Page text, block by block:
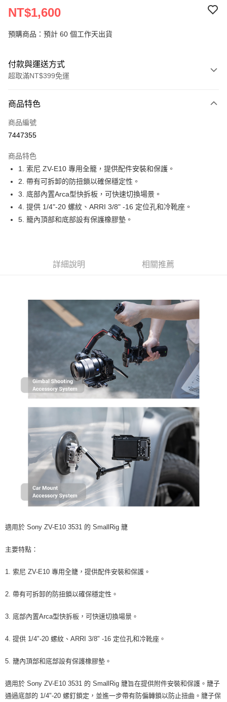
NT$1,600
預購商品：預計 60 個工作天出貨
付款與運送方式
超取滿NT$399免運
信用卡一次付款
信用卡分期付款
合作金庫商業銀行
華南商業銀行
彰化商業銀行
上海商業儲蓄銀行
台北富邦商業銀行
國泰世華商業銀行
兆豐國際商業銀行
臺灣中小企業銀行
台中商業銀行
匯豐（台灣）商業銀行
華泰商業銀行
聯邦商業銀行
遠東國際商業銀行
台灣樂天信用卡公司
6 期 0 利率 每期
華南商業銀行
彰化商業銀行
上海商業儲蓄銀行
台北富邦商業銀行
國泰世華商業銀行
兆豐國際商業銀行
臺灣中小企業銀行
台中商業銀行
玉山商業銀行
星展（台灣）商業銀行
12 期 0 利率 每期NT$133
合作金庫商業銀行
第一商業銀行
上海商業儲蓄銀行
台北富邦商業銀行
國泰世華商業銀行
兆豐國際商業銀行
元大商業銀行
永豐商業銀行
超商取貨付款
LINE Pay
【關於「AFTEE先享後付」】
AFTEE先享後付是「在收到商品之後才付款」的支付方式。 讓您購物簡單
便利好安心！
１．簡單：不需註冊會員、不需綁卡、不需儲值。
３．安心：先確認商品／服務後，再付款。
【「AFTEE先享後付」結帳流程】
１．於結帳方式選擇「AFTEE先享後付」後，將跳轉至「AFTEE先享後付」
結帳頁面，進行簡訊認證並確認金額後，即可完成結帳。
２．訂單成立數日內，您將收到繳費通知簡訊。
３．收到繳費通知簡訊後14天內，點擊此簡訊中的連結，可透過四大超商／
ATM／網路銀行／等多元方式進行付款，方視為交易完成。
※ 請注意：結帳手續完成當下不需立刻繳費，但若您需要取消訂單，請聯絡
購買商品的店家。未經商家同意取消之訂單仍視為有效，需透過AFTEE先享
後付繳納相關費用。
是否繳費成功／繳費後需取消欲退款等相關疑問，請聯繫「AFTEE先享後付
客戶支援中心」
https://netprotections.freshdesk.com/support/home
【注意事項】
易，需依本服務之必要範圍內提供個人資料，並將交易相關給付款項請求債
https://aftee.tw/terms/#terms3
「AFTEE先享後付」，若未經同意申辦者引起之損失，本公司不負相關責
時審查核予不同之上限額度；若仍有額度不足之情形，本公司將視審查結果
５．嚴禁一人註冊多個帳號或使用他人資訊註冊。若發現惡意使用之情形，
ATM付款
運送方式
每筆NT$60，滿NT$399(含以上)免運費
萊爾富取貨付款
每筆NT$60，滿NT$399(含以上)免運費
7-11取貨付款
每筆NT$60，滿NT$399(含以上)免運費
每筆NT$75，滿NT$399(含以上)免運費
付款後門市自取
商品特色
商品編號
7447355
商品特色
1. 索尼 ZV-E10 專用全籠，提供配件安裝和保護。
2. 帶有可拆卸的防扭鎖以確保穩定性。
3. 底部內置Arca型快拆板，可快速切換場景。
4. 提供 1/4"-20 螺紋、ARRI 3/8" -16 定位孔和冷靴座。
5. 籠內頂部和底部設有保護橡膠墊。
詳細說明 相關推薦
適用於 Sony ZV-E10 3531 的 SmallRig 籠
主要特點：
1. 索尼 ZV-E10 專用全籠，提供配件安裝和保護。
2. 帶有可拆卸的防扭鎖以確保穩定性。
3. 底部內置Arca型快拆板，可快速切換場景。
4. 提供 1/4"-20 螺紋、ARRI 3/8" -16 定位孔和冷靴座。
5. 籠內頂部和底部設有保護橡膠墊。
適用於 Sony ZV-E10 3531 的 SmallRig 籠旨在提供附件安裝和保護。籠子
通過底部的 1/4"-20 螺釘鎖定，並進一步帶有防偏轉鎖以防止扭曲。籠子保